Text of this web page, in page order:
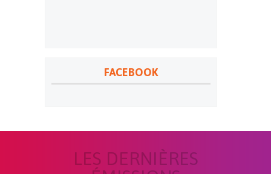
FACEBOOK
LES DERNIÈRES